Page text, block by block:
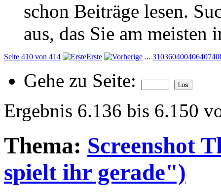
schon Beiträge lesen.
aus, das Sie am meisten
Seite 410 von 414 Erste ... 310360400406407
Gehe zu Seite:
Ergebnis 6.136 bis 6.150
Thema: Screenshot
spielt ihr gerade")